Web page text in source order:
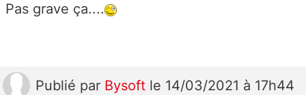
Pas grave ça....
Publié par Bysoft le 14/03/2021 à 17h44